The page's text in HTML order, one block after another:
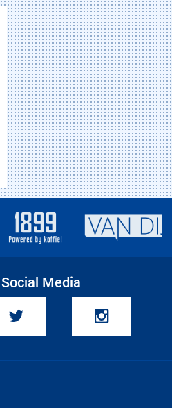
Social Media